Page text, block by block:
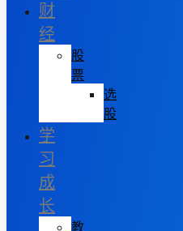
财
经
股
票
选
股
学
习
成
长
教